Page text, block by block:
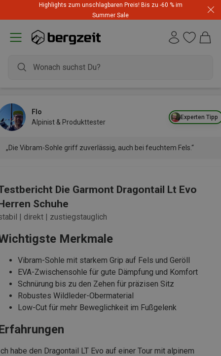
Highlights zum unschlagbaren Preis! Bis zu -60 % im
Summer Sale
Experten Tipp
Flo
Alpinist & Produkttester
„Die Vibram-Sohle griff zuverlässig, auch bei feuchtem Fels.“
Die Garmont Dragontail Lt Evo
Schuhe
| direkt | zustiegstauglich
Merkmale
Vibram-Sohle mit starkem Grip auf Fels und Geröll
EVA-Zwischensohle für gute Dämpfung und Komfort
Schnürung bis zu den Zehen für präzisen Sitz
Robustes Wildleder-Obermaterial
Low-Cut für mehr Beweglichkeit im Fußgelenk
habe den Dragontail LT Evo auf einer Tour mit alpinem